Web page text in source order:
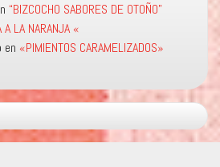
“BIZCOCHO SABORES DE OTOÑO”
LA NARANJA «
en «PIMIENTOS CARAMELIZADOS»